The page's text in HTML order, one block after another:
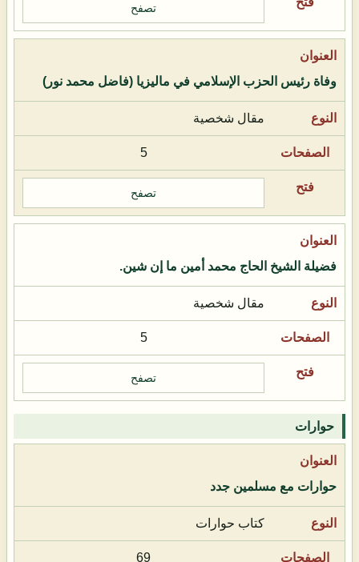
تصفح
وفاة رئيس الحزب الإسلامي في ماليزيا (فاضل محمد نور)
مقال شخصية
5
تصفح
فضيلة الشيخ الحاج محمد أمين ما إن شين.
مقال شخصية
5
تصفح
حوارات
حوارات مع مسلمين جدد
كتاب حوارات
69